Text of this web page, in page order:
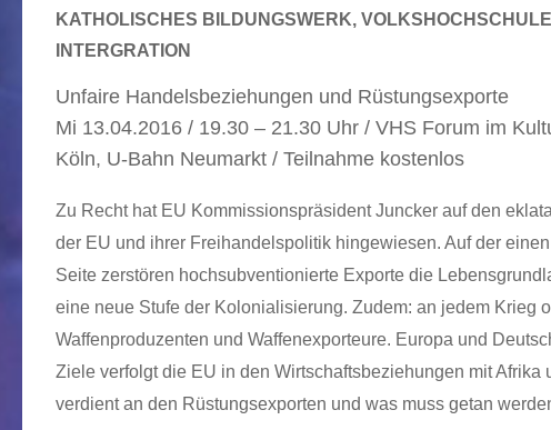
KATHOLISCHES BILDUNGSWERK,
INTERGRATION
Unfaire Handelsbeziehungen und Rüstungsexporte
Mi 13.04.2016 / 19.30 – 21.30 Uhr / VHS Forum im
Köln, U-Bahn Neumarkt / Teilnahme kostenlos
Zu Recht hat EU Kommissionspräsident Juncker auf den
der EU und ihrer Freihandelspolitik hingewiesen. Auf der
Seite zerstören hochsubventionierte Exporte die
eine neue Stufe der Kolonialisierung. Zudem: an jedem Krieg
Waffenproduzenten und Waffenexporteure. Europa und
Ziele verfolgt die EU in den Wirtschaftsbeziehungen mit
verdient an den Rüstungsexporten und was muss getan